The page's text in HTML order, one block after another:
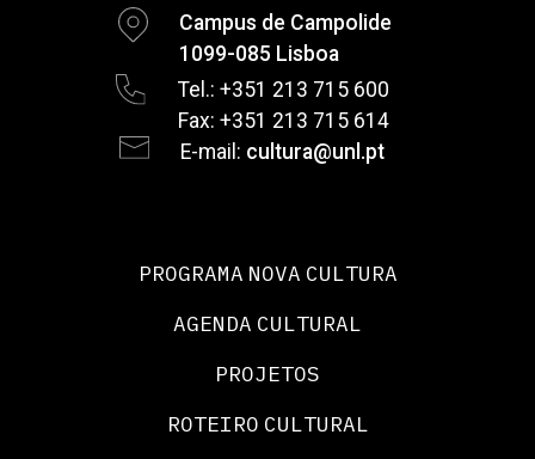
Campus de Campolide
1099-085 Lisboa
Tel.: +351 213 715 600
Fax: +351 213 715 614
E-mail: cultura@unl.pt
PROGRAMA NOVA CULTURA
AGENDA CULTURAL
PROJETOS
ROTEIRO CULTURAL